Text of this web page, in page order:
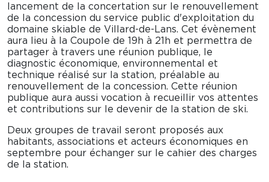
lancement de la concertation sur le renouvellement
de la concession du service public d'exploitation du
domaine skiable de Villard-de-Lans. Cet évènement
aura lieu à la Coupole de 19h à 21h et permettra de
partager à travers une réunion publique, le
diagnostic économique, environnemental et
technique réalisé sur la station, préalable au
renouvellement de la concession. Cette réunion
publique aura aussi vocation à recueillir vos attentes
et contributions sur le devenir de la station de ski.
Deux groupes de travail seront proposés aux
habitants, associations et acteurs économiques en
septembre pour échanger sur le cahier des charges
de la station.